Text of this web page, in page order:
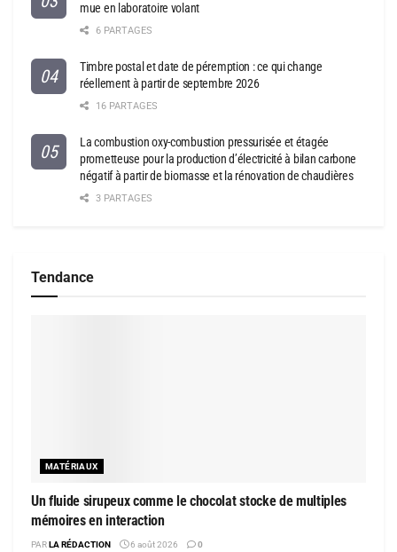
mue en laboratoire volant
6 PARTAGES
Timbre postal et date de péremption : ce qui change
réellement à partir de septembre 2026
16 PARTAGES
La combustion oxy-combustion pressurisée et étagée
prometteuse pour la production d’électricité à bilan carbone
négatif à partir de biomasse et la rénovation de chaudières
3 PARTAGES
Tendance
MATÉRIAUX
Un fluide sirupeux comme le chocolat stocke de multiples
mémoires en interaction
PAR LA RÉDACTION 6 août 2026 0